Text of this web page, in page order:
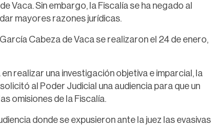
Vaca. Sin embargo, la Fiscalía se ha negado al
mayores razones jurídicas.
Cabeza de Vaca se realizaron el 24 de enero,
realizar una investigación objetiva e imparcial, la
al Poder Judicial una audiencia para que un
omisiones de la Fiscalía.
donde se expusieron ante la juez las evasivas